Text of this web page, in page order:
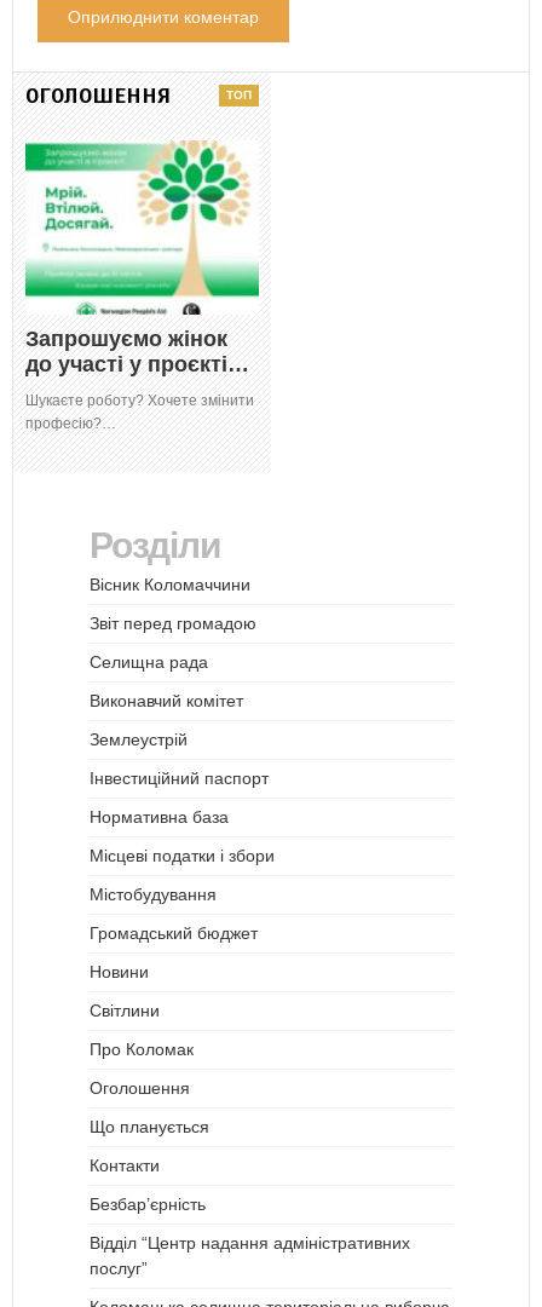
ОГОЛОШЕННЯ
Запрошуємо жінок
до участі у проєкті…
Шукаєте роботу? Хочете змінити
професію?…
Розділи
Вісник Коломаччини
Звіт перед громадою
Селищна рада
Виконавчий комітет
Землеустрій
Інвестиційний паспорт
Нормативна база
Місцеві податки і збори
Містобудування
Громадський бюджет
Новини
Світлини
Про Коломак
Оголошення
Що планується
Контакти
Безбар’єрність
Відділ “Центр надання адміністративних
послуг”